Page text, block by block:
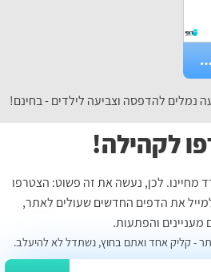
דף צביעה נמלים מטפסות על אבן
נמלים להדפסה וצביעה לילדים - בחינם!
לקהילה!
מחיינו. לכן, נעשה את זה פשוט: הצטרפו
למייל את הדפים החדשים שעולים לאתר,
מעניינים והפתעות.
- קליק אחד ואתם בחוץ, נשתדל לא להיעלב.